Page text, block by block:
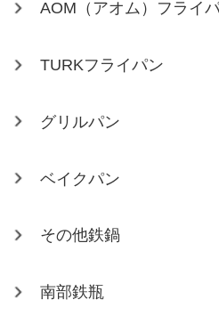
AOM（アオム）フライ
TURKフライパン
グリルパン
ベイクパン
その他鉄鍋
南部鉄瓶